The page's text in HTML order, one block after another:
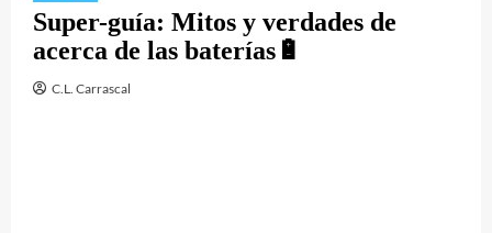
Super-guía: Mitos y verdades de
acerca de las baterías🔋
C.L. Carrascal